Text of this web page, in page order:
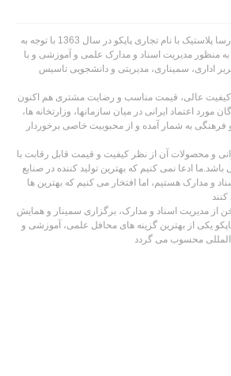
شرکت تولیدی و صنعتی پارسا پلاستیک با نام تجاری پاپکو در سال 1363 با توجه به
منظور مدیریت اسناد و مدارک علمی و آموزشی و با
اداری، سمیناری، مدیریتی و دانشجویی تاسیس
کیفیت عالی، قیمت مناسب و رضایت مشتری هم اکنون
مورد اعتماد ایرانی در میان سازمانها، وزارتخانه ها،
به شمار آمده و از محبوبیت خاصی برخوردار
و محصولات آن از نظر کیفیت و قیمت قابل رقابت با
ادعا نمی کنیم که بهترین تولید کننده در صنایع
و مدارک هستیم، اما افتخار می کنیم که بهترین ها
از مدیریت اسناد و مدارک، برگزاری سمینار و همایش
یکی از بهترین گزینه های محافل علمی، آموزشی و
المللی محسوب می گردد